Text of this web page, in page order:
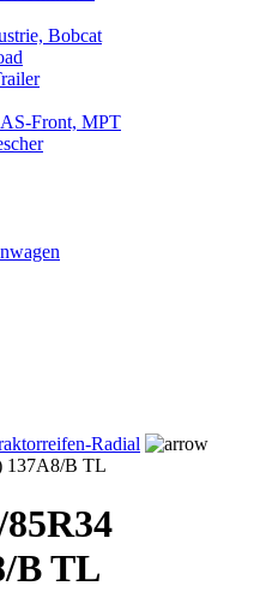
Bobcat
Front, MPT
Radial
137A8/B TL
B TL